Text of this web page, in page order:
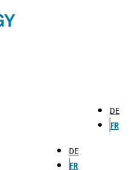
DE
FR
DE
FR